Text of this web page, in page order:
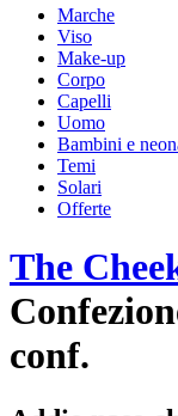
Marche
Viso
Make-up
Corpo
Capelli
Uomo
Bambini e
Temi
Solari
Offerte
The
conf.